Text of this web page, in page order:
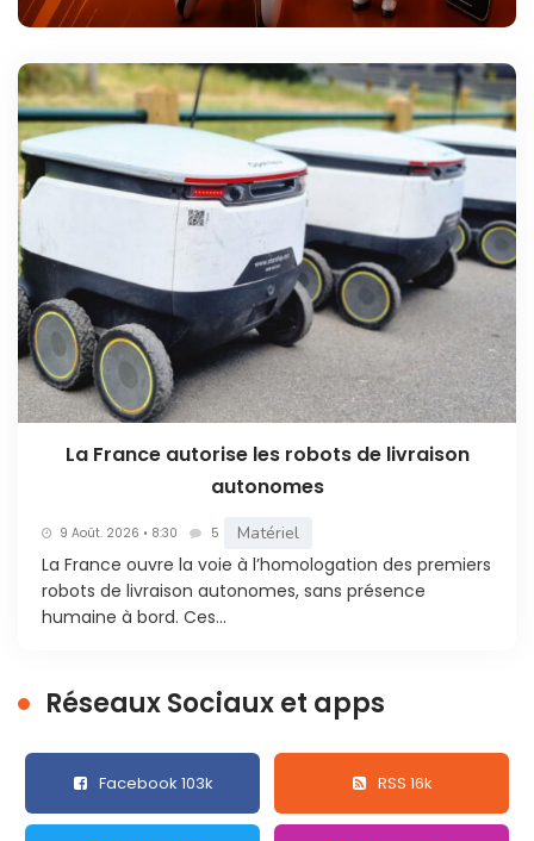
La France autorise les robots de livraison
autonomes
9 Août. 2026 • 8:30 5 Matériel
La France ouvre la voie à l’homologation des premiers
robots de livraison autonomes, sans présence
humaine à bord. Ces...
Réseaux Sociaux et apps
Facebook 103k RSS 16k